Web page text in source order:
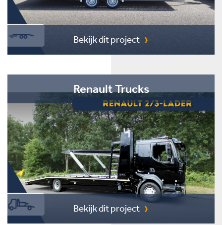
Bekijk dit project
Renault Trucks
Bekijk dit project